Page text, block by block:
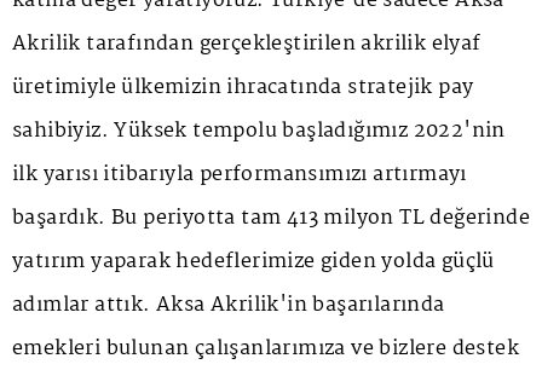
Akrilik tarafından gerçekleştirilen akrilik elyaf
üretimiyle ülkemizin ihracatında stratejik pay
sahibiyiz. Yüksek tempolu başladığımız 2022'nin
ilk yarısı itibarıyla performansımızı artırmayı
başardık. Bu periyotta tam 413 milyon TL değerinde
yatırım yaparak hedeflerimize giden yolda güçlü
adımlar attık. Aksa Akrilik'in başarılarında
emekleri bulunan çalışanlarımıza ve bizlere destek